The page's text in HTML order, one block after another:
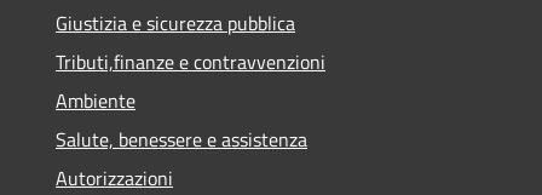
Giustizia e sicurezza pubblica
Tributi,finanze e contravvenzioni
Ambiente
Salute, benessere e assistenza
Autorizzazioni